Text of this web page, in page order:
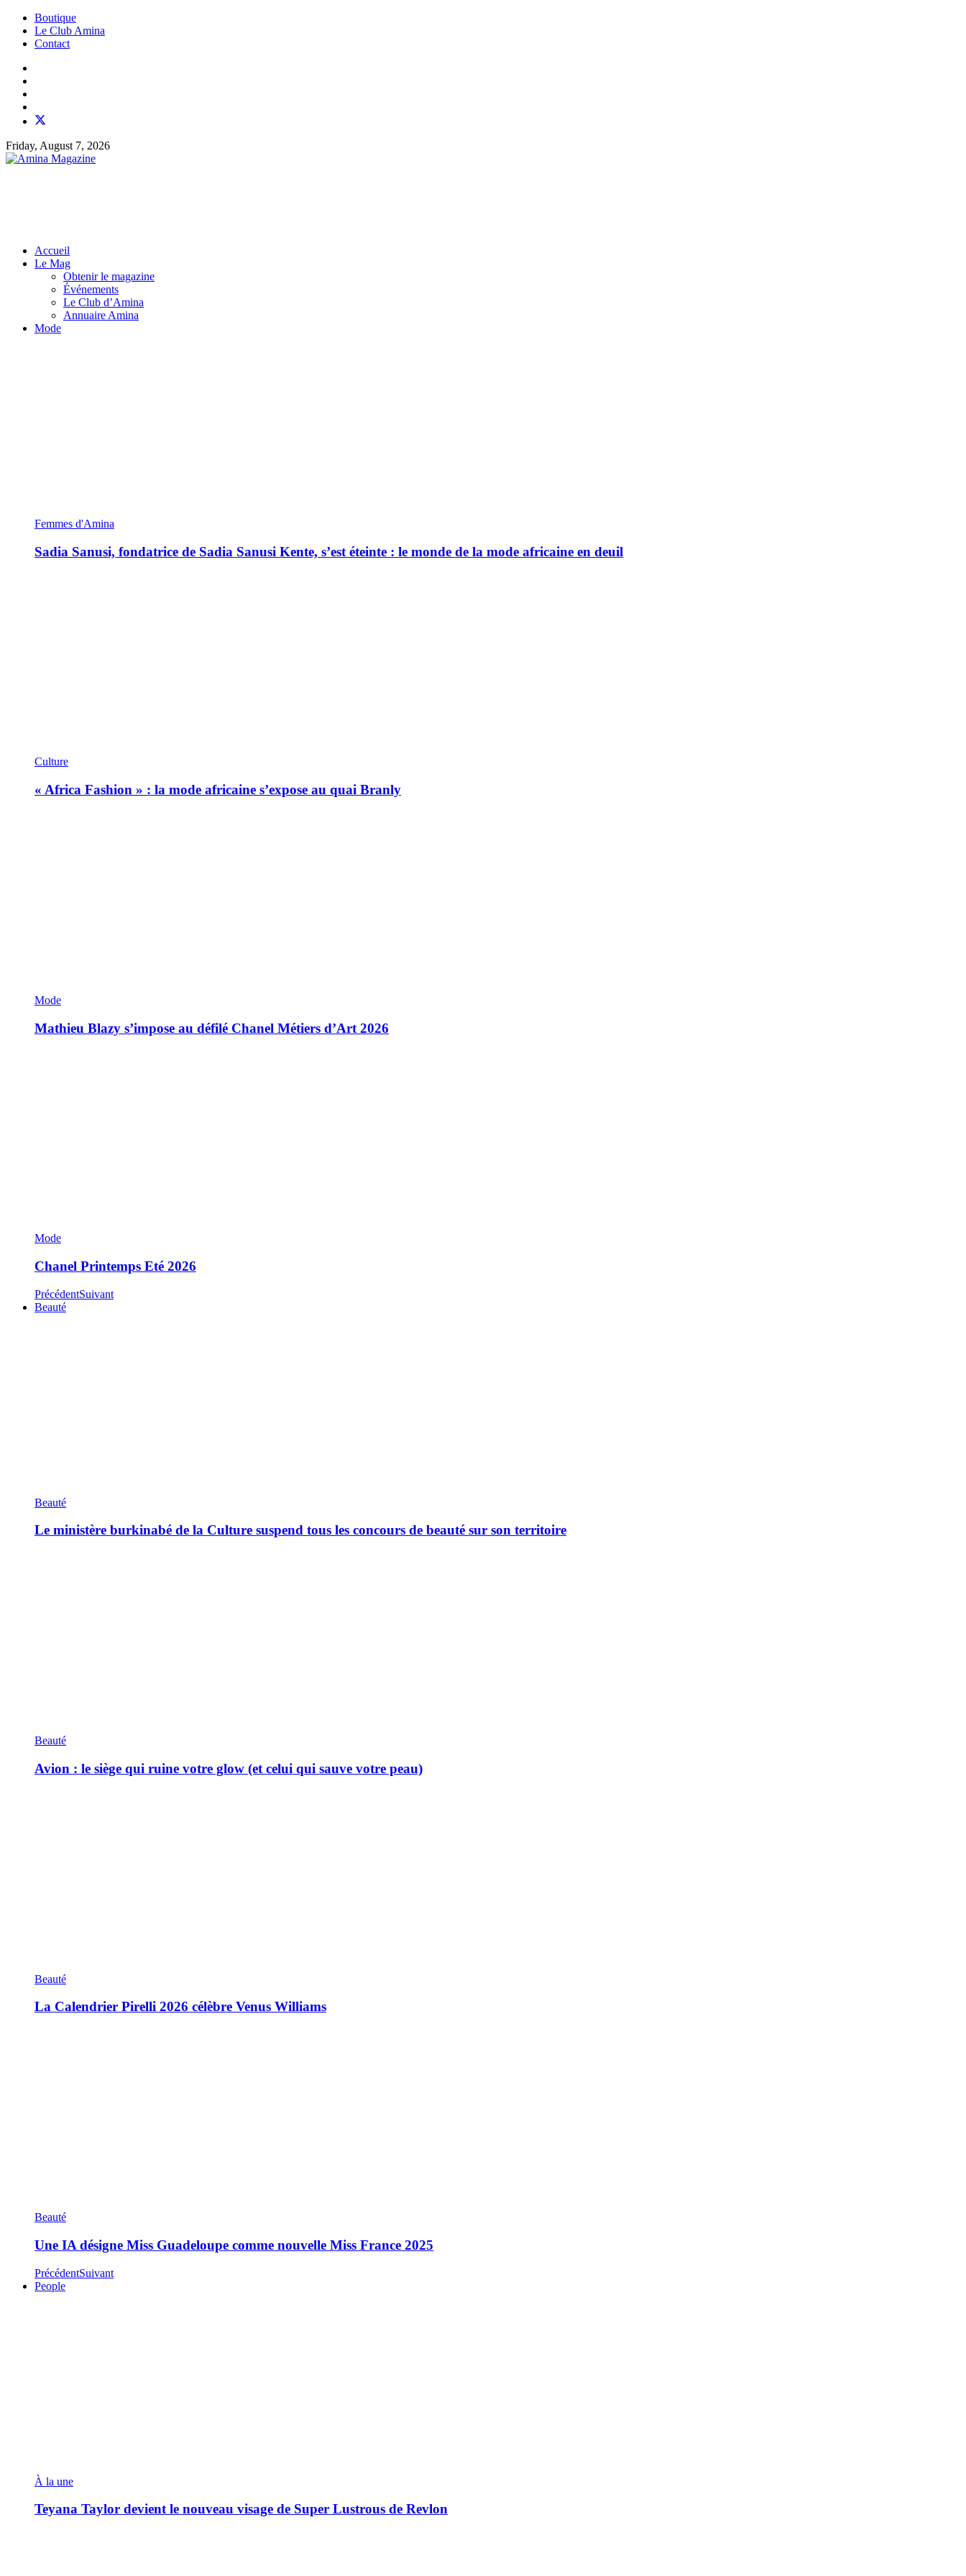
Boutique
Le Club Amina
Contact
Friday, August 7, 2026
Accueil
Le Mag
Obtenir le magazine
Événements
Le Club d’Amina
Annuaire Amina
Mode
Femmes d'Amina
Sadia Sanusi, fondatrice de Sadia Sanusi Kente, s’est éteinte : le monde de la mode africaine en deuil
Culture
« Africa Fashion » : la mode africaine s’expose au quai Branly
Mode
Mathieu Blazy s’impose au défilé Chanel Métiers d’Art 2026
Mode
Chanel Printemps Eté 2026
PrécédentSuivant
Beauté
Beauté
Le ministère burkinabé de la Culture suspend tous les concours de beauté sur son territoire
Beauté
Avion : le siège qui ruine votre glow (et celui qui sauve votre peau)
Beauté
La Calendrier Pirelli 2026 célèbre Venus Williams
Beauté
Une IA désigne Miss Guadeloupe comme nouvelle Miss France 2025
PrécédentSuivant
People
À la une
Teyana Taylor devient le nouveau visage de Super Lustrous de Revlon